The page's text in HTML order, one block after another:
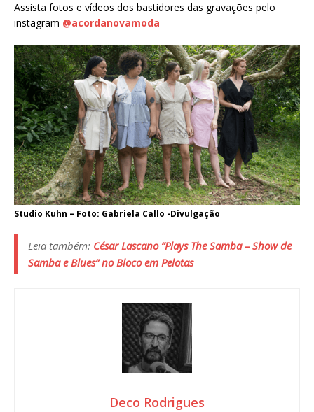
Assista fotos e vídeos dos bastidores das gravações pelo
instagram @acordanovamoda
Studio Kuhn – Foto: Gabriela Callo -Divulgação
Leia também: César Lascano “Plays The Samba – Show de
Samba e Blues” no Bloco em Pelotas
Deco Rodrigues